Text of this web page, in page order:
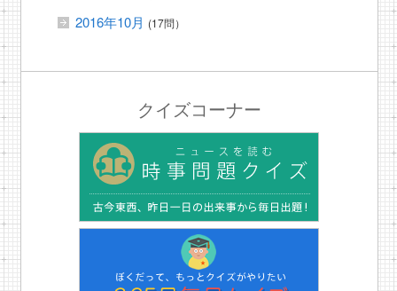
2016年10月 (17問）
クイズコーナー